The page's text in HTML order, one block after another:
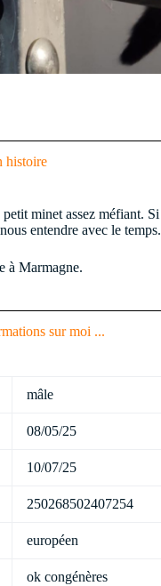
histoire
minet assez méfiant.
entendre avec le temps.
à Marmagne.
sur moi ...
mâle
08/05/25
10/07/25
250268502407254
européen
ok congénères